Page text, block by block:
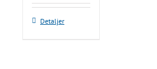
Detaljer